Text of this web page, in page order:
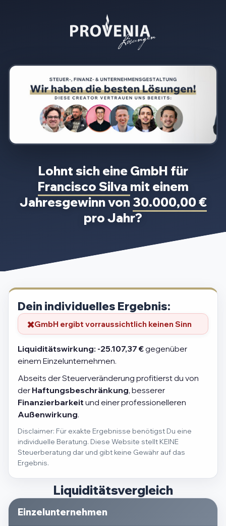
Lohnt sich eine GmbH für
Francisco Silva mit einem
Jahresgewinn von 30.000,00 €
pro Jahr?
Dein individuelles Ergebnis:
GmbH ergibt vorraussichtlich keinen Sinn
Liquiditätswirkung: -25.107,37 €gegenüber
einem Einzelunternehmen.
Abseits der Steuerveränderung profitierst du von
der Haftungsbeschränkung, besserer
Finanzierbarkeit und einer professionelleren
Außenwirkung.
Disclaimer: Für exakte Ergebnisse benötigst Du eine
individuelle Beratung. Diese Website stellt KEINE
Steuerberatung dar und gibt keine Gewähr auf das
Ergebnis.
Liquiditätsvergleich
Einzelunternehmen